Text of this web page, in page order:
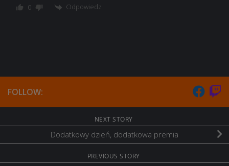
0 Odpowiedz
FOLLOW:
NEXT STORY
Dodatkowy dzień, dodatkowa premia
PREVIOUS STORY